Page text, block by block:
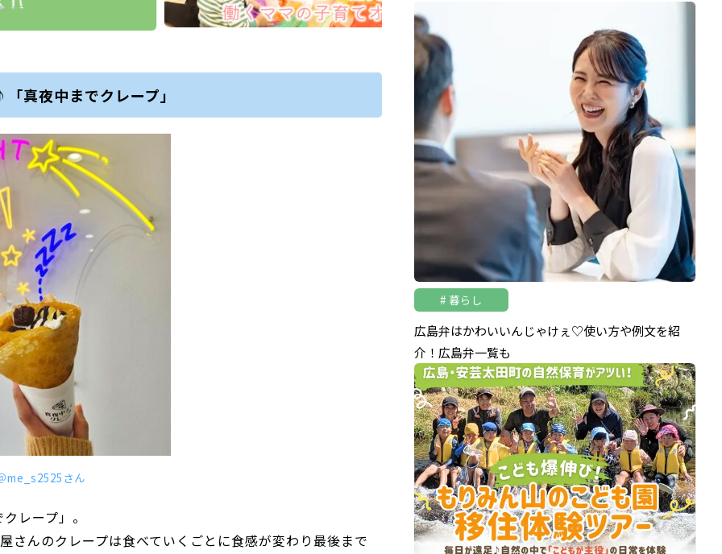
真夜中までクレープ」
me_s2525さん
レープ」。
さんのクレープは食べていくごとに食感が変わり最後まで
暮らし
広島弁はかわいいんじゃけぇ♡使い方や例文を紹
介！広島弁一覧も